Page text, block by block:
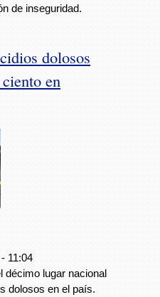
de inseguridad.
dolosos
en
11:04
décimo lugar nacional
dolosos en el país.